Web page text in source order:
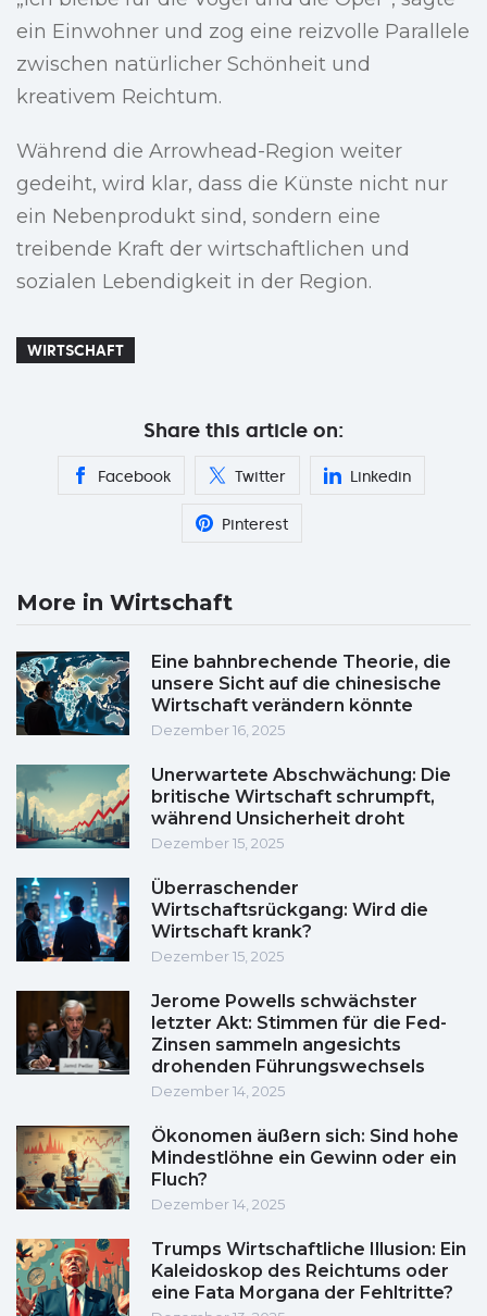
ein Einwohner und zog eine reizvolle Parallele
zwischen natürlicher Schönheit und
kreativem Reichtum.
Während die Arrowhead-Region weiter
gedeiht, wird klar, dass die Künste nicht nur
ein Nebenprodukt sind, sondern eine
treibende Kraft der wirtschaftlichen und
sozialen Lebendigkeit in der Region.
WIRTSCHAFT
Share this article on:
Facebook Twitter Linkedin
Pinterest
More in Wirtschaft
Eine bahnbrechende Theorie, die
unsere Sicht auf die chinesische
Wirtschaft verändern könnte
Dezember 16, 2025
Unerwartete Abschwächung: Die
britische Wirtschaft schrumpft,
während Unsicherheit droht
Dezember 15, 2025
Überraschender
Wirtschaftsrückgang: Wird die
Wirtschaft krank?
Dezember 15, 2025
Jerome Powells schwächster
letzter Akt: Stimmen für die Fed-
Zinsen sammeln angesichts
drohenden Führungswechsels
Dezember 14, 2025
Ökonomen äußern sich: Sind hohe
Mindestlöhne ein Gewinn oder ein
Fluch?
Dezember 14, 2025
Trumps Wirtschaftliche Illusion: Ein
Kaleidoskop des Reichtums oder
eine Fata Morgana der Fehltritte?